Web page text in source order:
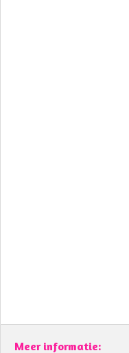
Meer informatie: